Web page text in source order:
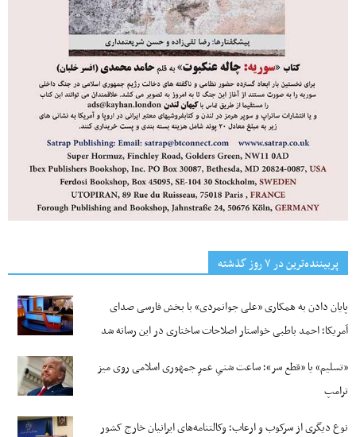
پربیننده‌ترین‌ در ۷ روز گذشته
پایان دادن به همکاری «علی جوانمردی» با بخش فارسی صدای
آمریکا؛ احمد باطبی خواستار اصلاحات ساختاری در این رسانه شد
«تسلیم» یا «قطع سر»؛ ساعت شنیِ عمرِ جمهوری اسلامی روی میز
ترامپ
نوع دیگری از سرکوب و ارعاب؛ وکالتنامه‌های ایرانیان خارج کشور